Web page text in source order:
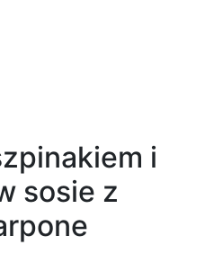
i
sosie z